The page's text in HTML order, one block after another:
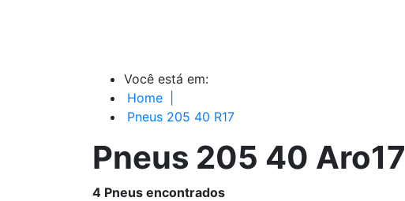
Você está em:
Home
Pneus 205 40 R17
Pneus 205 40 Aro17
4 Pneus encontrados